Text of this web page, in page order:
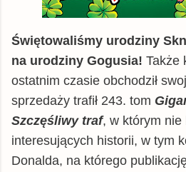
Świętowaliśmy urodziny
na urodziny Gogusia! Także
ostatnim czasie obchodził
sprzedaży trafił 243. tom
Szczęśliwy traf, w którym nie
interesujących historii, w tym
Donalda, na którego